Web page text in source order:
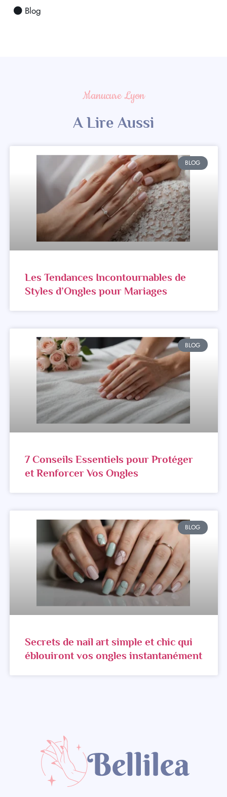
Blog
Manucure Lyon
A Lire Aussi
BLOG
Les Tendances Incontournables de
Styles d’Ongles pour Mariages
BLOG
7 Conseils Essentiels pour Protéger
et Renforcer Vos Ongles
BLOG
Secrets de nail art simple et chic qui
éblouiront vos ongles instantanément